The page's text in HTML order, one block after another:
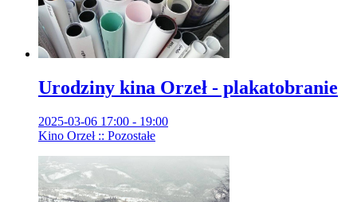
Urodziny kina Orzeł - plakatobranie
2025-03-06 17:00 - 19:00
Kino Orzeł :: Pozostałe